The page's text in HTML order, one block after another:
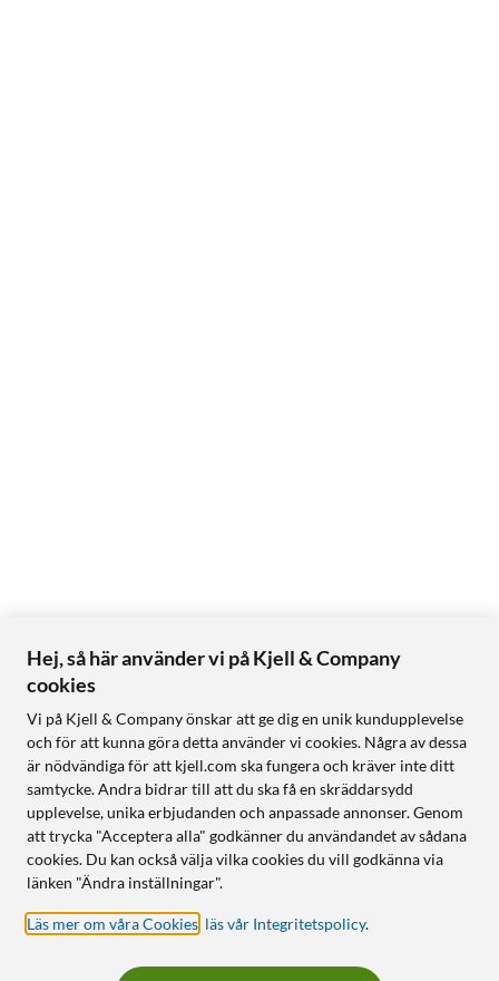
Hej, så här använder vi på Kjell & Company
cookies
Vi på Kjell & Company önskar att ge dig en unik kundupplevelse
och för att kunna göra detta använder vi cookies. Några av dessa
är nödvändiga för att kjell.com ska fungera och kräver inte ditt
samtycke. Andra bidrar till att du ska få en skräddarsydd
upplevelse, unika erbjudanden och anpassade annonser. Genom
att trycka "Acceptera alla" godkänner du användandet av sådana
cookies. Du kan också välja vilka cookies du vill godkänna via
länken "Ändra inställningar".
Läs mer om våra Cookies läs vår Integritetspolicy.